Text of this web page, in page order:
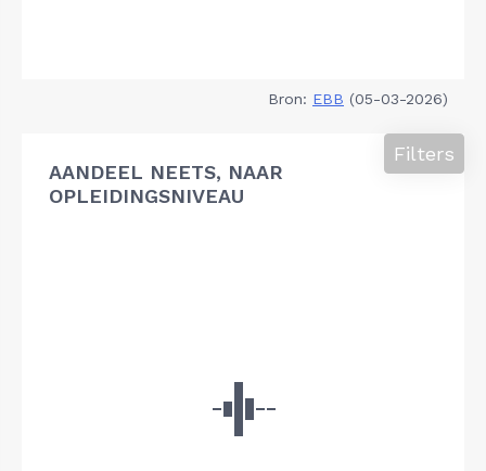
Bron: EBB (05-03-2026)
AANDEEL NEETS, NAAR
OPLEIDINGSNIVEAU
Filters